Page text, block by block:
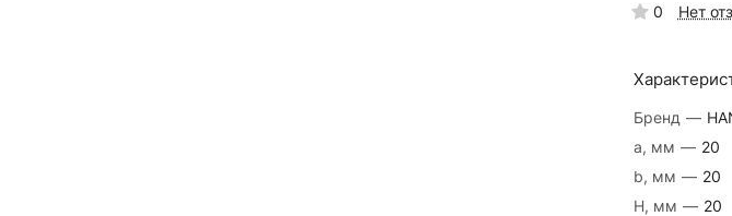
0 Нет
Бренд —
a, мм — 20
b, мм — 20
H, мм — 20